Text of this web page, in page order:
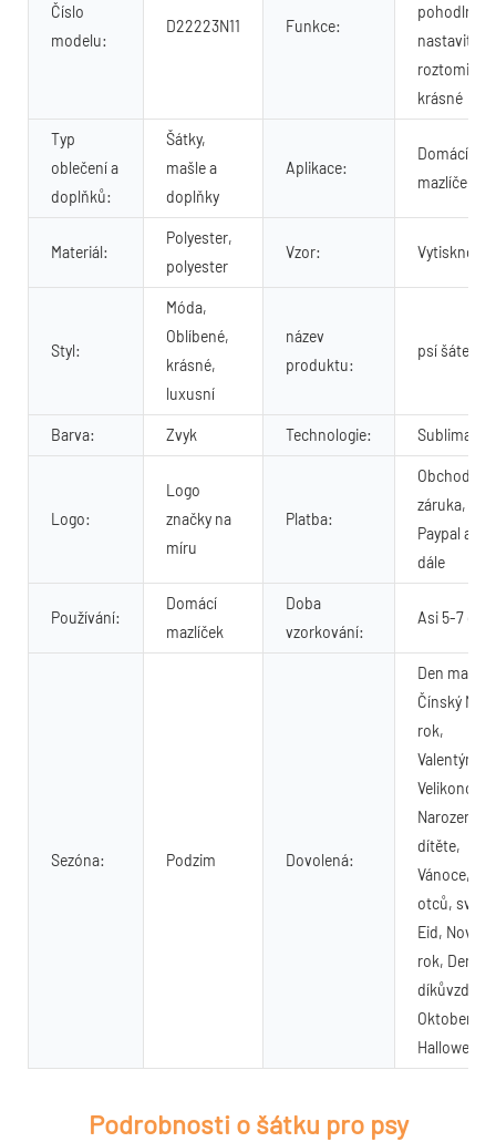
Číslo
modelu:
D22223N11 Funkce:
pohodlné,
roztomilé,
krásné
Typ
oblečení a
doplňků:
Šátky,
mašle a
doplňky
Aplikace:
Domácí
mazlíček
Materiál:
Polyester,
polyester
Vzor: Vytisknout
Styl:
Móda,
Oblíbené,
krásné,
luxusní
název
produktu:
psí šátek
Barva: Zvyk Technologie: Sublimace
Logo:
Logo
značky na
míru
Platba:
Obchodní
záruka, T/T,
Paypal a tak
dále
Používání:
Domácí
mazlíček
Doba
vzorkování:
Asi 5-7 dní
Sezóna: Podzim Dovolená:
Den matek,
Čínský
rok,
Valentýn,
Velikonoce,
Narození
dítěte,
Vánoce,
otců,
Eid, Nový
rok, Den
díkůvzdání,
Halloween
Podrobnosti o šátku pro psy